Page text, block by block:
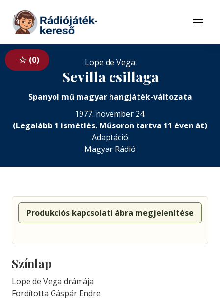
Tovább a tartalomhoz
Menü
0 Lope de Vega
Sevilla csillaga
Spanyol mű magyar hangjáték-változata
1977. november 24.
(Legalább 1 ismétlés. Műsoron tartva 11 éven át)
Adaptáció
Magyar Rádió
Produkciós kapcsolati ábra megjelenítése
Színlap
Lope de Vega drámája
Fordította Gáspár Endre